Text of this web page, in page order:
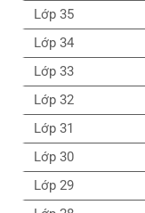
Lớp 35
Lớp 34
Lớp 33
Lớp 32
Lớp 31
Lớp 30
Lớp 29